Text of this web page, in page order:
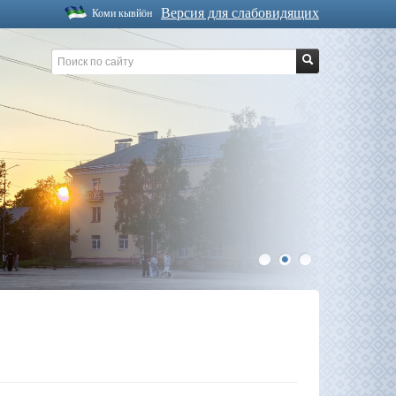
Версия для слабовидящих
Коми кывйöн
1 2 3